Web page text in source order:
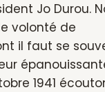
Jo Durou.
volonté de
il faut se
1941